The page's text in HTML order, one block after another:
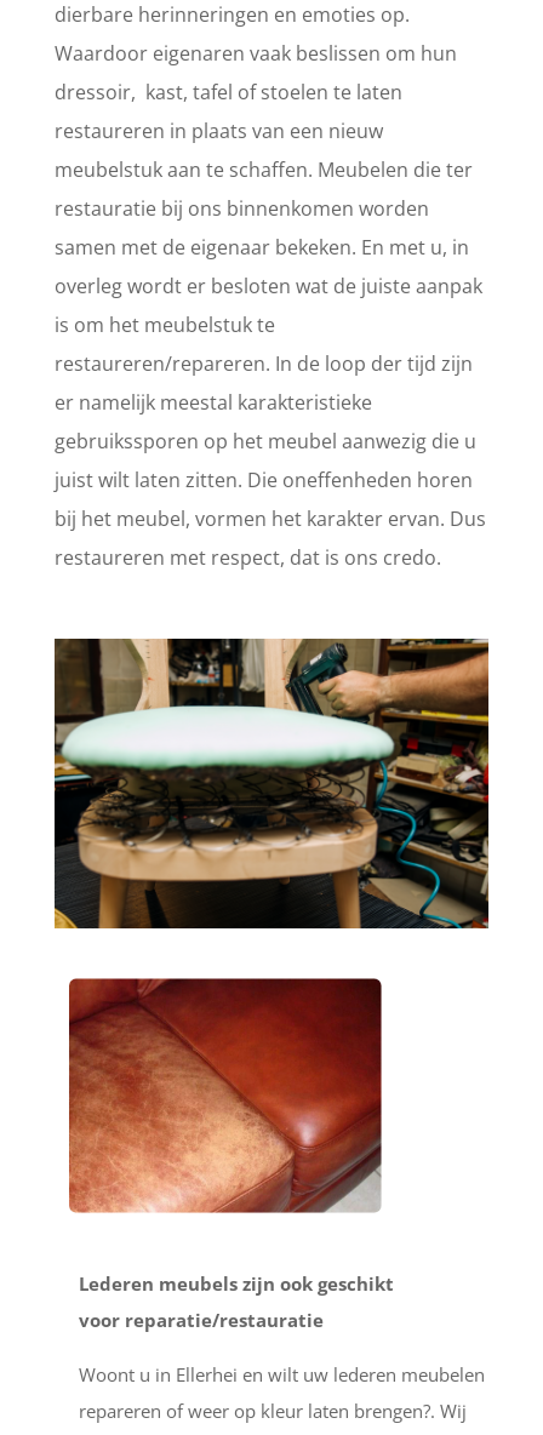
dierbare herinneringen en emoties op.
Waardoor eigenaren vaak beslissen om hun
dressoir, kast, tafel of stoelen te laten
restaureren in plaats van een nieuw
meubelstuk aan te schaffen. Meubelen die ter
restauratie bij ons binnenkomen worden
samen met de eigenaar bekeken. En met u, in
overleg wordt er besloten wat de juiste aanpak
is om het meubelstuk te
restaureren/repareren. In de loop der tijd zijn
er namelijk meestal karakteristieke
gebruikssporen op het meubel aanwezig die u
juist wilt laten zitten. Die oneffenheden horen
bij het meubel, vormen het karakter ervan. Dus
restaureren met respect, dat is ons credo.
Lederen meubels zijn ook geschikt
voor reparatie/restauratie
Woont u in Ellerhei en wilt uw lederen meubelen
repareren of weer op kleur laten brengen?. Wij